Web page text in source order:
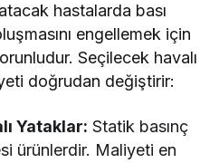
hastalarda bası
engellemek için
Seçilecek havalı
doğrudan değiştirir:
Yataklar: Statik basınç
ürünlerdir. Maliyeti en